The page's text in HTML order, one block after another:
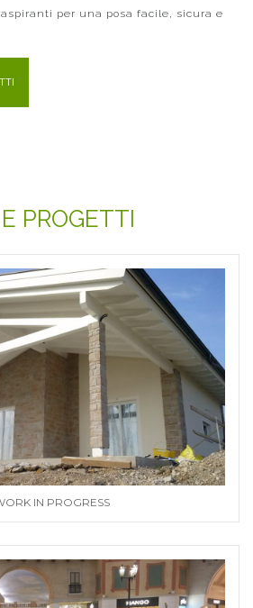
per una posa facile, sicura e
PROGETTI
IN PROGRESS